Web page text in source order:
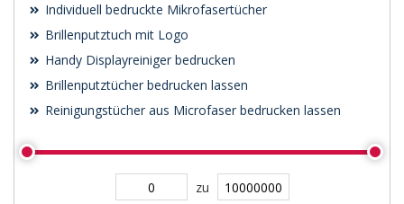
Individuell bedruckte Mikrofasertücher
Brillenputztuch mit Logo
Handy Displayreiniger bedrucken
Brillenputztücher bedrucken lassen
Reinigungstücher aus Microfaser bedrucken lassen
zu